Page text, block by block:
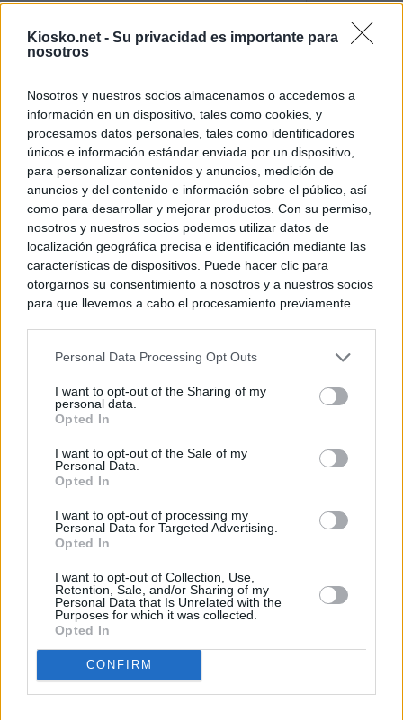
Kiosko.net - Su privacidad es importante para
nosotros
Nosotros y nuestros socios almacenamos o accedemos a
información en un dispositivo, tales como cookies, y
procesamos datos personales, tales como identificadores
únicos e información estándar enviada por un dispositivo,
para personalizar contenidos y anuncios, medición de
anuncios y del contenido e información sobre el público, así
como para desarrollar y mejorar productos. Con su permiso,
nosotros y nuestros socios podemos utilizar datos de
localización geográfica precisa e identificación mediante las
características de dispositivos. Puede hacer clic para
otorgarnos su consentimiento a nosotros y a nuestros socios
para que llevemos a cabo el procesamiento previamente
negar su consentimiento. Tenga en cuenta que algún
de su consentimiento, pero usted tiene el derecho de
rechazar tal procesamiento. Sus preferencias se aplicarán
cualquier momento entrando de nuevo en este sitio web o
visitando nuestra política de privacidad.
Personal Data Processing Opt Outs
I want to opt-out of the Sharing of my
personal data.
Opted In
I want to opt-out of the Sale of my
Personal Data.
Opted In
I want to opt-out of processing my
Personal Data for Targeted Advertising.
Opted In
I want to opt-out of Collection, Use,
Retention, Sale, and/or Sharing of my
Personal Data that Is Unrelated with the
Purposes for which it was collected.
Opted In
CONFIRM
El uso personal
Comunidad de
de Gran Vía
logró venderlo
© Kiosko.net Aviso Legal Privacidad y Cookies